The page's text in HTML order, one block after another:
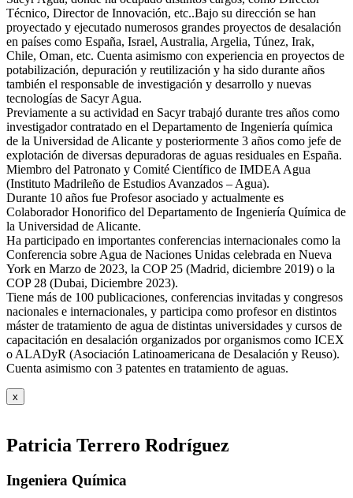
Técnico, Director de Innovación, etc..Bajo su dirección se han
proyectado y ejecutado numerosos grandes proyectos de desalación
en países como España, Israel, Australia, Argelia, Túnez, Irak,
Chile, Oman, etc. Cuenta asimismo con experiencia en proyectos de
potabilización, depuración y reutilización y ha sido durante años
también el responsable de investigación y desarrollo y nuevas
tecnologías de Sacyr Agua.
Previamente a su actividad en Sacyr trabajó durante tres años como
investigador contratado en el Departamento de Ingeniería química
de la Universidad de Alicante y posteriormente 3 años como jefe de
explotación de diversas depuradoras de aguas residuales en España.
Miembro del Patronato y Comité Científico de IMDEA Agua
(Instituto Madrileño de Estudios Avanzados – Agua).
Durante 10 años fue Profesor asociado y actualmente es
Colaborador Honorifico del Departamento de Ingeniería Química de
la Universidad de Alicante.
Ha participado en importantes conferencias internacionales como la
Conferencia sobre Agua de Naciones Unidas celebrada en Nueva
York en Marzo de 2023, la COP 25 (Madrid, diciembre 2019) o la
COP 28 (Dubai, Diciembre 2023).
Tiene más de 100 publicaciones, conferencias invitadas y congresos
nacionales e internacionales, y participa como profesor en distintos
máster de tratamiento de agua de distintas universidades y cursos de
capacitación en desalación organizados por organismos como ICEX
o ALADyR (Asociación Latinoamericana de Desalación y Reuso).
Cuenta asimismo con 3 patentes en tratamiento de aguas.
x
Patricia Terrero Rodríguez
Ingeniera Química